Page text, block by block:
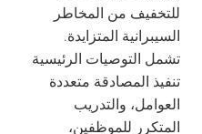
للتخفيف من المخاطر
السيبرانية المتزايدة.
تشمل التوصيات الرئيسية
تنفيذ المصادقة متعددة
العوامل، والتدريب
المتكرر للموظفين،